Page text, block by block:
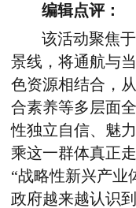
编辑点评：
该活动聚焦
景线，将通航与
色资源相结合，
合素养等多层面
性独立自信、魅
乘这一群体真正
“战略性新兴产业
政府越来越认识